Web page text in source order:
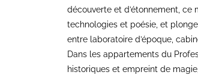
découverte et d’étonnement, ce
technologies et poésie, et
entre laboratoire d’époque,
Dans les appartements du
historiques et empreint de